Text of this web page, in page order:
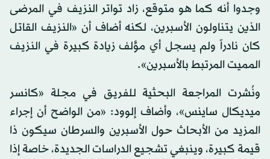
وجدوا أنه كما هو متوقع، زاد تواتر النزيف في المرضى
الذين يتناولون الأسبرين، لكنه أضاف أن «النزيف القاتل
كان نادراً ولم يسجل أي مؤلف زيادة كبيرة في النزيف
المميت المرتبط بالأسبرين».
ونُشرت المراجعة البحثية للفريق في مجلة «كانسر
ميديكال ساينس»، وأضاف إلوود: «من الواضح أن إجراء
المزيد من الأبحاث حول الأسبرين والسرطان سيكون ذا
قيمة كبيرة، وينبغي تشجيع الدراسات الجديدة، خاصة إذا